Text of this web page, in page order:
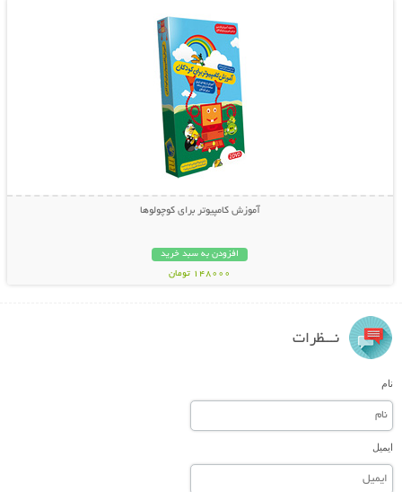
آموزش کامپیوتر برای کوچولوها
افزودن به سبد خرید
148000 تومان
نـــظرات
نام
ایمیل